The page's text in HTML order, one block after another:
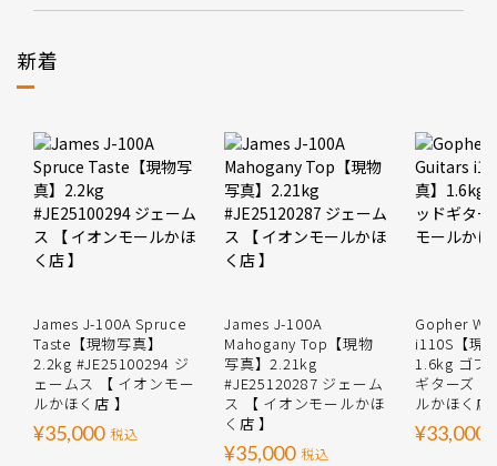
新着
James J-100A Spruce
Taste【現物写真】
2.2kg #JE25100294 ジ
ェームス 【 イオンモー
ルかほく店 】
¥35,000 税込
James J-100A
Mahogany Top【現物
写真】2.21kg
#JE25120287 ジェーム
ス 【 イオンモールかほ
く店 】
¥35,000 税込
Gopher
i110S【現
1.6kg ゴフ
ギターズ
ルかほく店
¥33,000